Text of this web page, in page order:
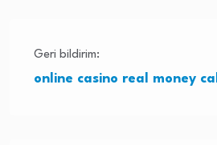
Geri bildirim:
online casino real money